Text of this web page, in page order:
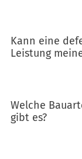
Kann eine
Leistung
Welche
gibt es?